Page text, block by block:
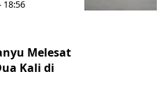
18:56
Melesat
Kali di